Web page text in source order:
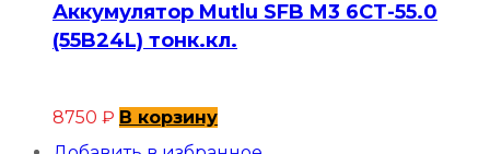
Аккумулятор Mutlu SFB M3 6СТ-55.0
(55B24L) тонк.кл.
8750 ₽ В корзину